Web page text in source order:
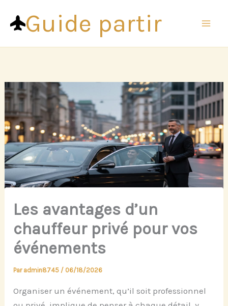
contenuGuide partir
Les avantages d’un
chauffeur privé pour vos
événements
Par admin8745 / 06/18/2026
Organiser un événement, qu’il soit professionnel